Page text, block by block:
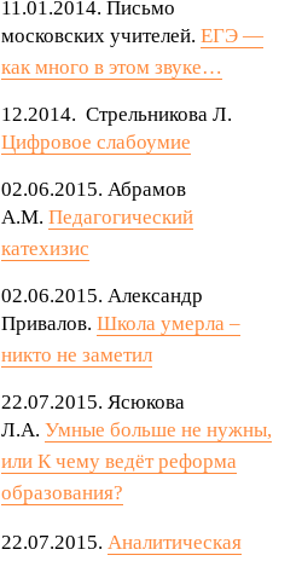
11.01.2014. Письмо
московских учителей.ЕГЭ —
как много в этом звуке…
12.2014. Стрельникова Л.
Цифровое слабоумие
02.06.2015. Абрамов
А.М.Педагогический
катехизис
02.06.2015. Александр
Привалов.Школа умерла –
никто не заметил
22.07.2015. Ясюкова
Л.А.Умные больше не нужны,
или К чему ведёт реформа
образования?
22.07.2015.Аналитическая